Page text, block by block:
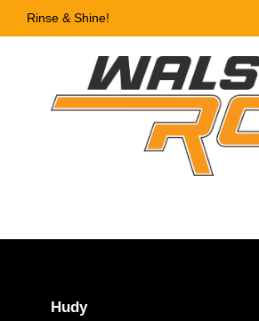
Rinse & Shine!
Hudy